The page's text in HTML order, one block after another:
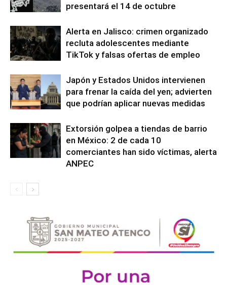
presentará el 14 de octubre
Alerta en Jalisco: crimen organizado
recluta adolescentes mediante
TikTok y falsas ofertas de empleo
Japón y Estados Unidos intervienen
para frenar la caída del yen; advierten
que podrían aplicar nuevas medidas
Extorsión golpea a tiendas de barrio
en México: 2 de cada 10
comerciantes han sido víctimas, alerta
ANPEC